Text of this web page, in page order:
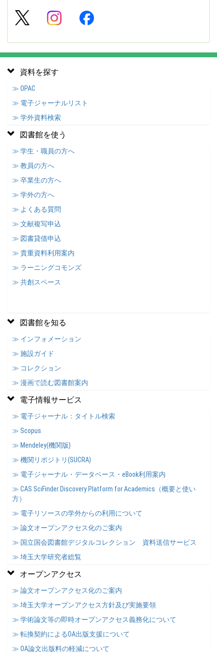
資料を探す
≫ OPAC
≫ 電子ジャーナルリスト
≫ 学外資料検索
図書館を使う
≫ 学生・職員の方へ
≫ 教員の方へ
≫ 卒業生の方へ
≫ 学外の方へ
≫ よくある質問
≫ 文献複写申込
≫ 図書貸借申込
≫ 貴重資料利用案内
≫ ラーニングコモンズ
≫ 共創スペース
図書館を知る
≫ インフォメーション
≫ 施設ガイド
≫ コレクション
≫ 漫画で読む図書館案内
電子情報サービス
≫ 電子ジャーナル：タイトル検索
≫ Scopus
≫ Mendeley(機関版)
≫ 機関リポジトリ(SUCRA)
≫ 電子ジャーナル・データベース・eBook利用案内
≫ CAS SciFinder Discovery Platform for Academics（概要と使い
方）
≫ 電子リソースの学外からの利用について
≫ 論文オープンアクセス化のご案内
≫ 国立国会図書館デジタルコレクション 資料送信サービス
≫ 埼玉大学研究者総覧
オープンアクセス
≫ 論文オープンアクセス化のご案内
≫ 埼玉大学オープンアクセス方針及び実施要領
≫ 学術論文等の即時オープンアクセス義務化について
≫ 転換契約によるOA出版支援について
≫ OA論文出版料の軽減について